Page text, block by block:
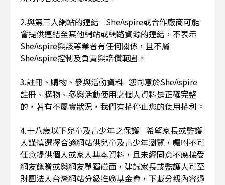
2.與第三人網站的連結 SheAspire或合作廠商可能
會提供連結至其他網站或網路資源的連結，不表示
SheAspire與該等業者有任何關係，且不屬
SheAspire控制及負責與賠償範圍。
3.註冊、購物、參與活動資料 您同意於SheAspire
註冊、購物、參與活動使用之個人資料是正確完整
的，若有不屬實狀況，我們有權停止您的使用權利。
4.十八歲以下兒童及青少年之保護 希望家長或監護
人謹慎選擇合適網站供兒童及青少年瀏覽，囑咐不可
任意提供個人或家人基本資料，且未經同意不應接受
網友餽贈或與網友單獨碰面，建議家長或監護人可至
財團法人台灣網站分級推廣基金會，下載分級內容過